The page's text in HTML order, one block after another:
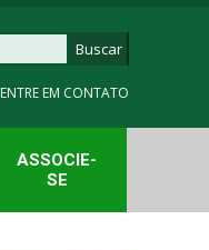
ENTRE EM CONTATO
ASSOCIE-
SE